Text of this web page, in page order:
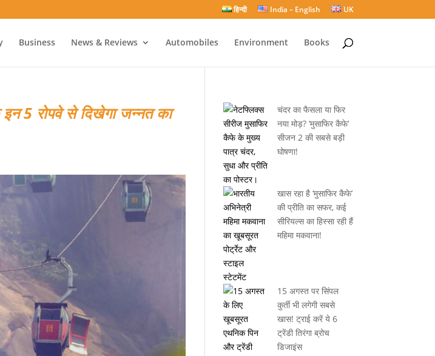
हिन्दी India – English UK
Business News & Reviews Automobiles Environment Books
5 रोपवे से दिखेगा जन्नत का
चंदर का फैसला या फिर
नया मोड़? ‘मुसाफिर कैफे’
सीजन 2 की सबसे बड़ी
घोषणा!
खास रहा है ‘मुसाफिर कैफे’
की प्रीति का सफर, कई
सीरियल्स का हिस्सा रही हैं
महिमा मकवाना!
15 अगस्त पर सिंपल
कुर्ती भी लगेगी सबसे
खास! ट्राई करें ये 6
ट्रेंडी तिरंगा ब्रोच
डिजाइंस